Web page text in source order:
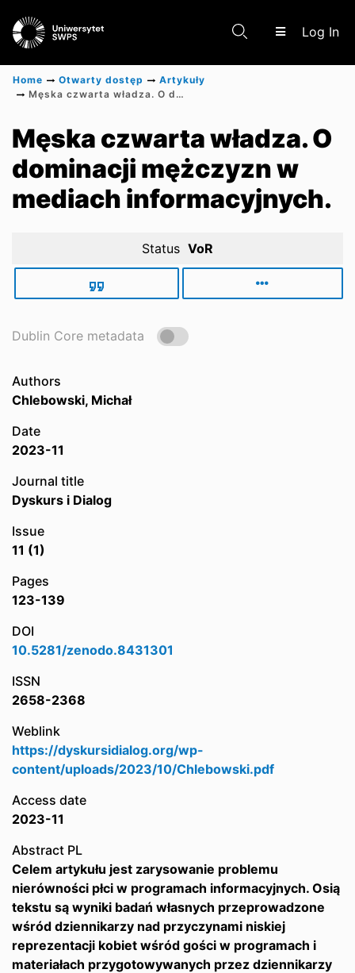
Log In
Scientific research results
Home Otwarty dostęp
Artykuły
Męska czwarta władza. O dominacji mężczyzn w mediach informacyjnych.
Męska czwarta władza. O
dominacji mężczyzn w
mediach informacyjnych.
Status VoR
Dublin Core metadata
Authors
Chlebowski, Michał
Date
2023-11
Journal title
Dyskurs i Dialog
Issue
11 (1)
Pages
123-139
DOI
10.5281/zenodo.8431301
ISSN
2658-2368
Weblink
https://dyskursidialog.org/wp-
content/uploads/2023/10/Chlebowski.pdf
Access date
2023-11
Abstract PL
Celem artykułu jest zarysowanie problemu
nierówności płci w programach informacyjnych. Osią
tekstu są wyniki badań własnych przeprowadzone
wśród dziennikarzy nad przyczynami niskiej
reprezentacji kobiet wśród gości w programach i
materiałach przygotowywanych przez dziennikarzy